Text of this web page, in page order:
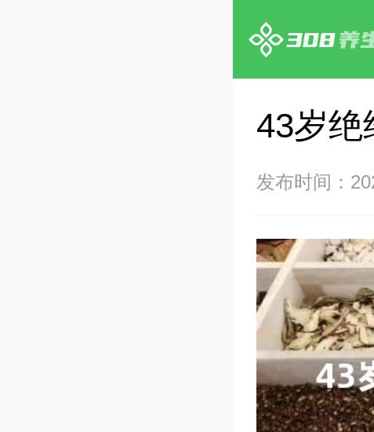
43岁绝
发布时间：